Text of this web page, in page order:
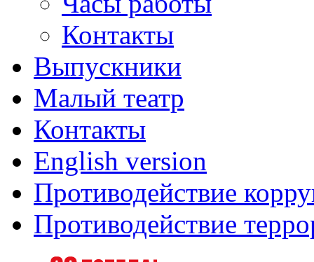
Контакты
Выпускники
Малый театр
Контакты
English version
Противодействие
Противодействие